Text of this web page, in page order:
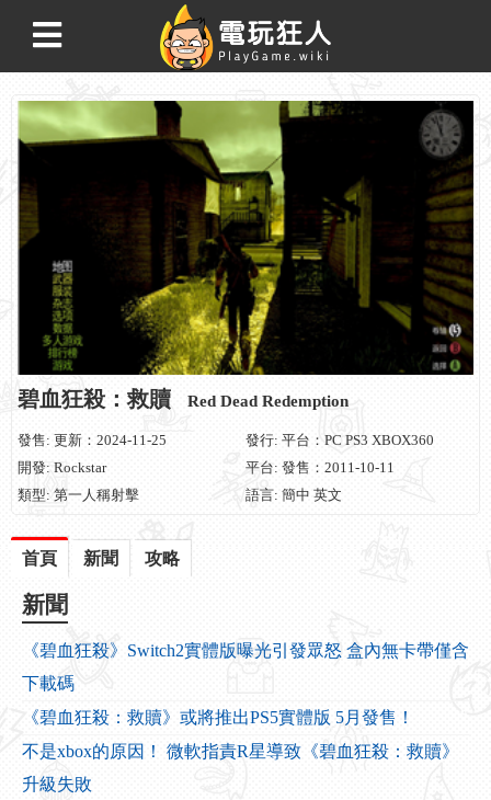
碧血狂殺：救贖 Red Dead Redemption
發售: 更新：2024-11-25
發行: 平台：PC PS3 XBOX360
開發: Rockstar
平台: 發售：2011-10-11
類型: 第一人稱射擊
語言: 簡中 英文
首頁 新聞 攻略
新聞
《碧血狂殺》Switch2實體版曝光引發眾怒 盒內無卡帶僅含
下載碼
《碧血狂殺：救贖》或將推出PS5實體版 5月發售！
不是xbox的原因！ 微軟指責R星導致《碧血狂殺：救贖》
升級失敗